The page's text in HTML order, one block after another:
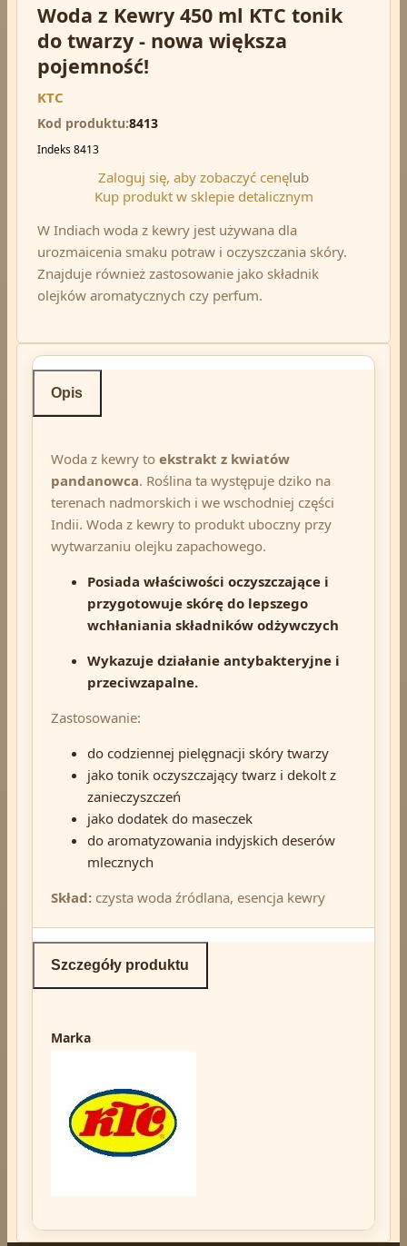
Woda z Kewry 450 ml KTC tonik
do twarzy - nowa większa
pojemność!
KTC
Kod produktu 8413
Indeks 8413
Zaloguj się, aby zobaczyć cenęlub
Kup produkt w sklepie detalicznym
W Indiach woda z kewry jest używana dla
urozmaicenia smaku potraw i oczyszczania skóry.
Znajduje również zastosowanie jako składnik
olejków aromatycznych czy perfum.
Opis
Woda z kewry to ekstrakt z kwiatów
pandanowca. Roślina ta występuje dziko na
terenach nadmorskich i we wschodniej części
Indii. Woda z kewry to produkt uboczny przy
wytwarzaniu olejku zapachowego.
Posiada właściwości oczyszczające i
przygotowuje skórę do lepszego
wchłaniania składników odżywczych
Wykazuje działanie antybakteryjne i
przeciwzapalne.
Zastosowanie:
do codziennej pielęgnacji skóry twarzy
jako tonik oczyszczający twarz i dekolt z
zanieczyszczeń
jako dodatek do maseczek
do aromatyzowania indyjskich deserów
mlecznych
Skład: czysta woda źródlana, esencja kewry
Szczegóły produktu
Marka